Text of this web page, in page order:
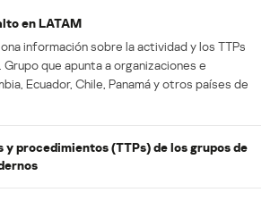
en LATAM
información sobre la actividad y los TTPs
Grupo que apunta a organizaciones e
Ecuador, Chile, Panamá y otros países de
procedimientos (TTPs) de los grupos de